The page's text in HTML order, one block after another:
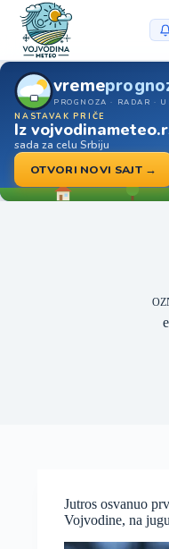
vreme
PROGNOZA · RADAR ·
NASTAVAK PRIČE
Iz
sada za celu Srbiju
OTVORI NOVI SAJT →
Jutros osvanuo
Vojvodine, na